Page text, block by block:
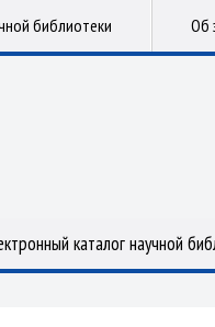
библиотеки Об
каталог научной